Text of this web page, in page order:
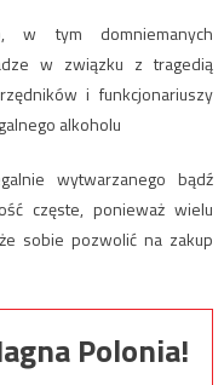
w tym domniemanych
w związku z tragedią
i funkcjonariuszy
alkoholu
wytwarzanego bądź
częste, ponieważ wielu
sobie pozwolić na zakup
Polonia!